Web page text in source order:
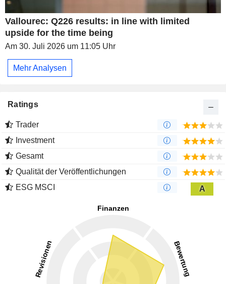
Vallourec: Q226 results: in line with limited
upside for the time being
Am 30. Juli 2026 um 11:05 Uhr
Mehr Analysen
Ratings
Trader
Investment
Gesamt
Qualität der Veröffentlichungen
ESG MSCI
A